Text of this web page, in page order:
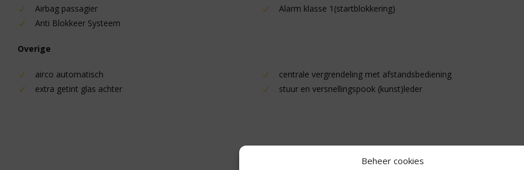
Beheer cookies
Airbag passagier
Alarm klasse 1(startblokkering)
Anti Blokkeer Systeem
Overige
airco automatisch
centrale vergrendeling met afstandsbediening
extra getint glas achter
stuur en versnellingspook (kunst)leder